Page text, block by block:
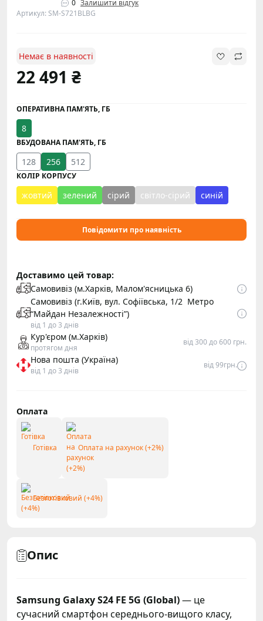
0 Залишити відгук
Артикул: SM-S721BLBG
Немає в наявності
22 491 ₴
ОПЕРАТИВНА ПАМ'ЯТЬ, ГБ
8
ВБУДОВАНА ПАМ'ЯТЬ, ГБ
128 256 512
КОЛІР КОРПУСУ
жовтий зелений сірий світло-сірий синій
Повідомити про наявність
Доставимо цей товар:
Самовивіз (м.Харків, Малом'ясницька 6)
Самовивіз (г.Київ, вул. Софіївська, 1/2 Метро
“Майдан Незалежності”)
від 1 до 3 днів
Кур'єром (м.Харків)
протягом дня
від 300 до 600 грн.
Нова пошта (Україна)
від 1 до 3 днів
від 99грн.
Оплата
Готівка Оплата на рахунок (+2%)
Безготівковий (+4%)
Опис
Samsung Galaxy S24 FE 5G (Global)— це
сучасний смартфон середнього-вищого класу,